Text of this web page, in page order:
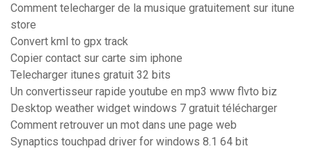
Comment telecharger de la musique gratuitement sur itune
store
Convert kml to gpx track
Copier contact sur carte sim iphone
Telecharger itunes gratuit 32 bits
Un convertisseur rapide youtube en mp3 www flvto biz
Desktop weather widget windows 7 gratuit télécharger
Comment retrouver un mot dans une page web
Synaptics touchpad driver for windows 8.1 64 bit